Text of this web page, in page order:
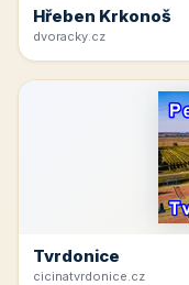
Hřeben Krkonoš
dvoracky.cz
Tvrdonice
cicinatvrdonice.cz